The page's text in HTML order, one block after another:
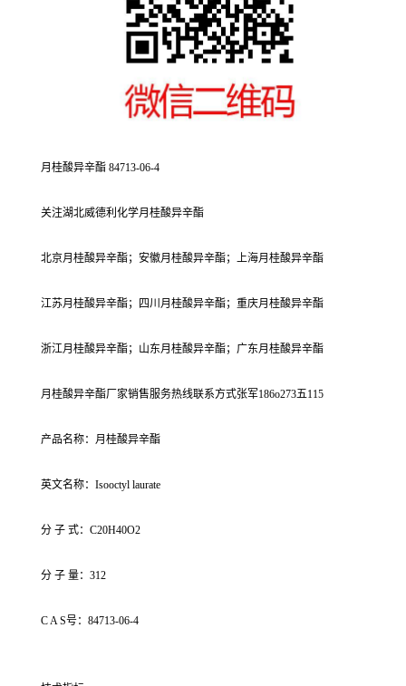
月桂酸异辛酯 84713-06-4
关注湖北威德利化学月桂酸异辛酯
北京月桂酸异辛酯；安徽月桂酸异辛酯；上海月桂酸异辛酯
江苏月桂酸异辛酯；四川月桂酸异辛酯；重庆月桂酸异辛酯
浙江月桂酸异辛酯；山东月桂酸异辛酯；广东月桂酸异辛酯
月桂酸异辛酯厂家销售服务热线联系方式张军186o273五115
产品名称：月桂酸异辛酯
英文名称：Isooctyl laurate
分 子 式：C20H40O2
分 子 量：312
C A S号：84713-06-4